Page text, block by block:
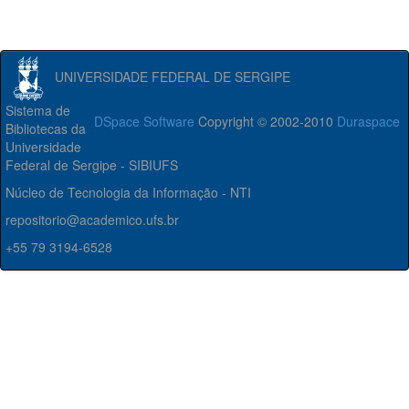
UNIVERSIDADE FEDERAL DE SERGIPE
DSpace Software Copyright © 2002-2010 Duraspace
Sistema de
Bibliotecas da
Universidade
Federal de Sergipe - SIBIUFS
Núcleo de Tecnologia da Informação - NTI
repositorio@academico.ufs.br
+55 79 3194-6528